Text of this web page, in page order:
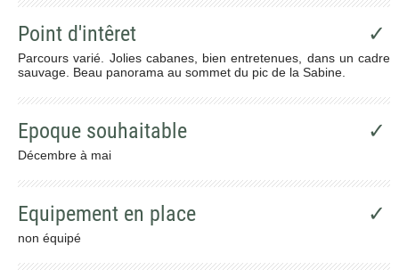
Point d'intêret ✓
Parcours varié. Jolies cabanes, bien entretenues, dans un cadre
sauvage. Beau panorama au sommet du pic de la Sabine.
Epoque souhaitable ✓
Décembre à mai
Equipement en place ✓
non équipé